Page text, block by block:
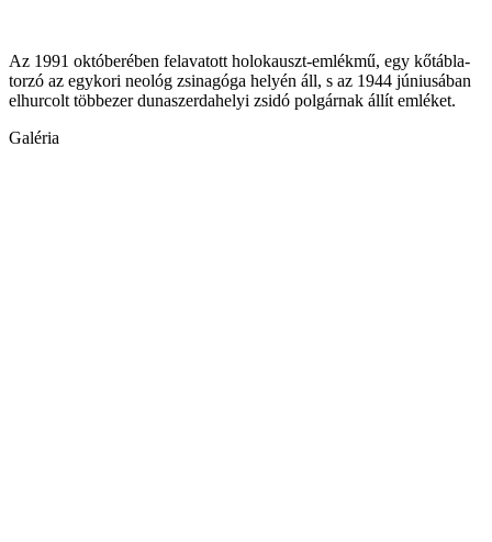
Az 1991 októberében felavatott holokauszt-emlékmű, egy kőtábla-
torzó az egykori neológ zsinagóga helyén áll, s az 1944 júniusában
elhurcolt többezer dunaszerdahelyi zsidó polgárnak állít emléket.
Galéria